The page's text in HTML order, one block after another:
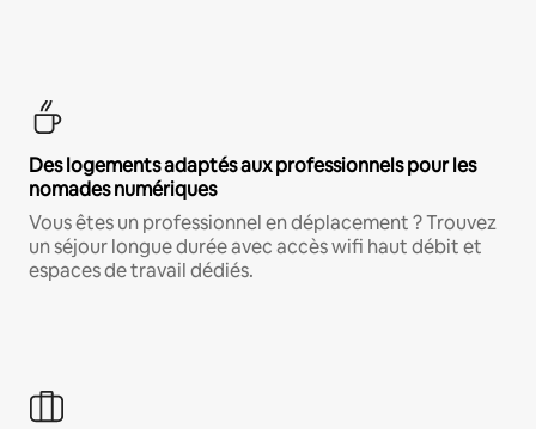
Des logements adaptés aux professionnels pour les
nomades numériques
Vous êtes un professionnel en déplacement ? Trouvez
un séjour longue durée avec accès wifi haut débit et
espaces de travail dédiés.